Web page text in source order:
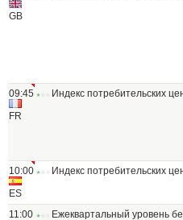
GB
09:45
FR
Индекс потребительских
10:00
ES
Индекс потребительских
11:00
Ежеквартальный уровень